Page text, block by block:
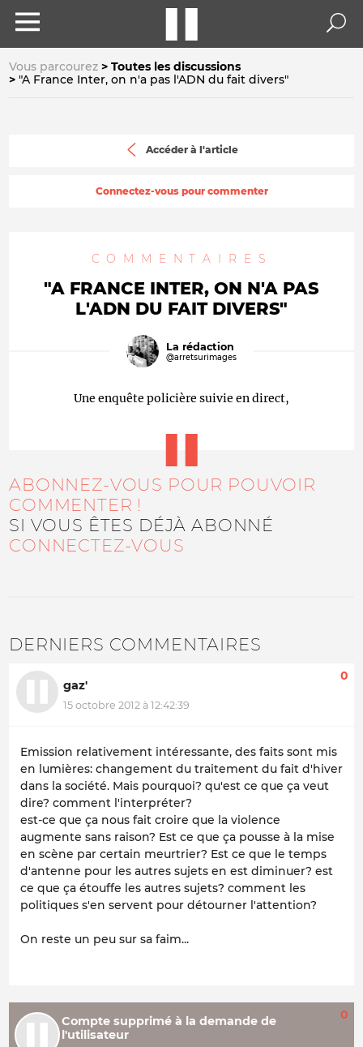
Vous parcourez
Toutes les discussions
"A France Inter, on n'a pas l'ADN du fait divers"
Accéder à l'article
Connectez-vous pour commenter
COMMENTAIRES
"A FRANCE INTER, ON N'A PAS
L'ADN DU FAIT DIVERS"
La rédaction
@arretsurimages
Une enquête policière suivie en direct,
ABONNEZ-VOUS POUR POUVOIR
COMMENTER !
SI VOUS ÊTES DÉJÀ ABONNÉ
CONNECTEZ-VOUS
DERNIERS COMMENTAIRES
gaz'
15 octobre 2012 à 12:42:39
0
Emission relativement intéressante, des faits sont mis
en lumières: changement du traitement du fait d'hiver
dans la société. Mais pourquoi? qu'est ce que ça veut
dire? comment l'interpréter?
est-ce que ça nous fait croire que la violence
augmente sans raison? Est ce que ça pousse à la mise
en scène par certain meurtrier? Est ce que le temps
d'antenne pour les autres sujets en est diminuer? est
ce que ça étouffe les autres sujets? comment les
politiques s'en servent pour détourner l'attention?
On reste un peu sur sa faim...
Compte supprimé à la demande de
l'utilisateur
0